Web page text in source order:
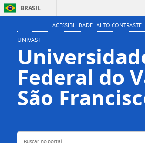
BRASIL
ACESSIBILIDADE ALTO CONTRASTE
UNIVASF
Federal do
São
Buscar no portal